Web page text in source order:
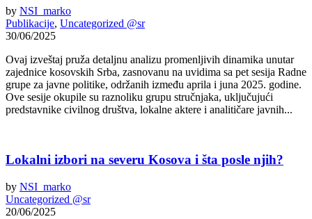
by NSI_marko
Publikacije, Uncategorized @sr
30/06/2025
Ovaj izveštaj pruža detaljnu analizu promenljivih dinamika unutar
zajednice kosovskih Srba, zasnovanu na uvidima sa pet sesija Radne
grupe za javne politike, održanih između aprila i juna 2025. godine.
Ove sesije okupile su raznoliku grupu stručnjaka, uključujući
predstavnike civilnog društva, lokalne aktere i analitičare javnih...
Lokalni izbori na severu Kosova i šta posle njih?
by NSI_marko
Uncategorized @sr
20/06/2025